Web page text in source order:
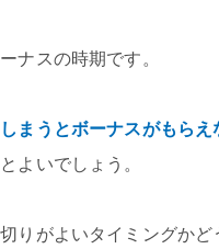
ナスの時期です。
まうとボーナスがもらえ
よいでしょう。
りがよいタイミングかど